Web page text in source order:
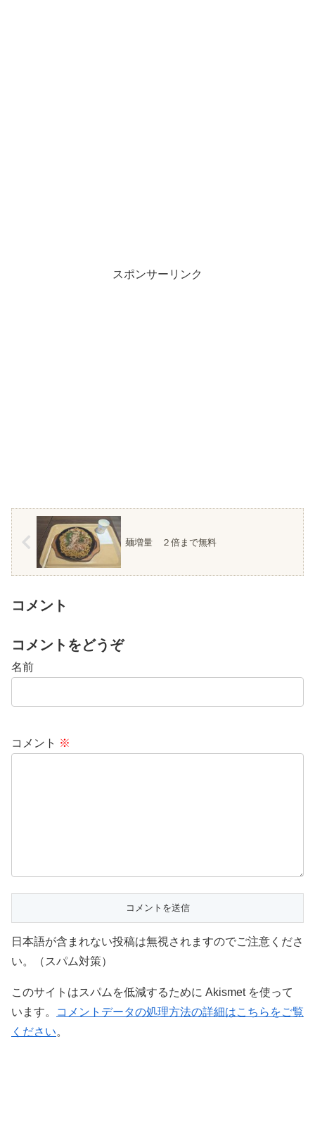
スポンサーリンク
麺増量 ２倍まで無料
コメント
コメントをどうぞ
名前
コメント ※
日本語が含まれない投稿は無視されますのでご注意くださ
い。（スパム対策）
このサイトはスパムを低減するために Akismet を使って
います。
コメントデータの処理方法の詳細はこちらをご覧
ください。